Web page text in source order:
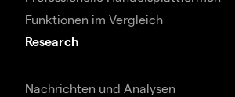
Funktionen im Vergleich
Research
Nachrichten und Analysen